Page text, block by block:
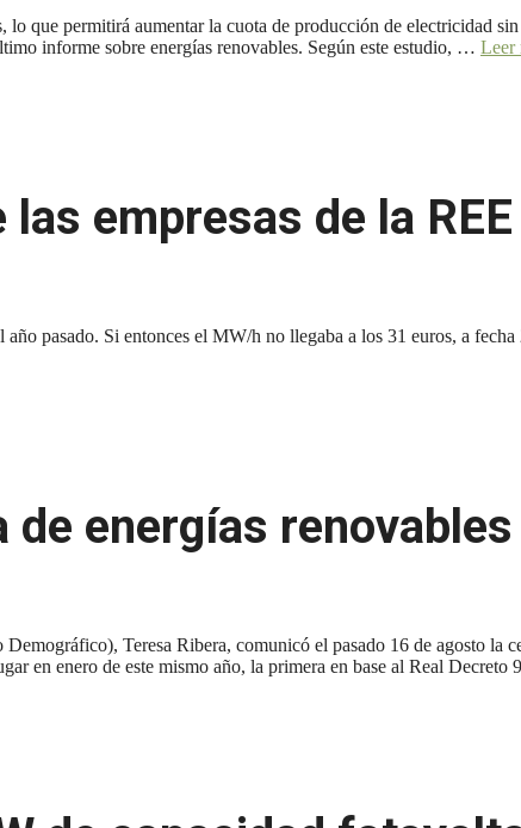
que permitirá aumentar la cuota de producción de electricidad
informe sobre energías renovables. Según este estudio, … Leer
empresas de la REE
pasado. Si entonces el MW/h no llegaba a los 31 euros, a
energías
Teresa Ribera, comunicó el pasado 16 de agosto la
en enero de este mismo año, la primera en base al Real Decreto